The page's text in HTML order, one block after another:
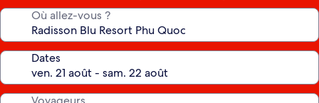
Où allez-vous ?
Dates